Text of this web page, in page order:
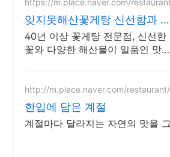
잊지못해산꽃게탕 신선함과 알
이 꽉찬 꽃게탕
40년 이상 꽃게탕 전문점, 신선한
꽃와 다양한 해산물이 일품인 맛집
뚝-딱 비우게 하는 곳
http://m.place.naver.com/
한입에 담은 계절
계절마다 달라지는 자연의 맛을